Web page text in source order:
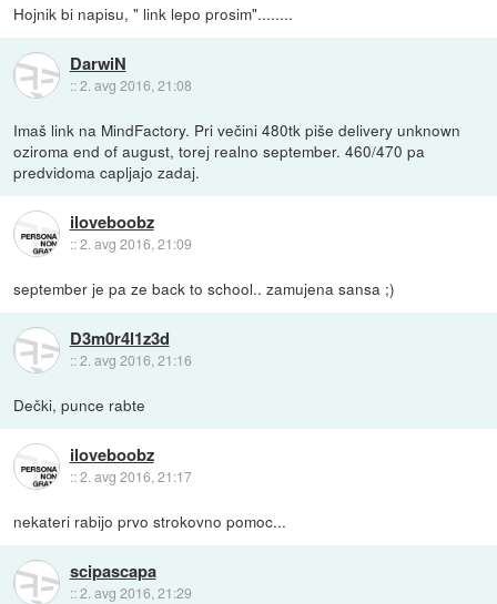
Hojnik bi napisu, " link lepo prosim"........
DarwiN
::2. avg 2016, 21:08
Imaš link na MindFactory. Pri večini 480tk piše delivery unknown
oziroma end of august, torej realno september. 460/470 pa
predvidoma capljajo zadaj.
iloveboobz
::2. avg 2016, 21:09
september je pa ze back to school.. zamujena sansa ;)
D3m0r4l1z3d
::2. avg 2016, 21:16
Dečki, punce rabte
iloveboobz
::2. avg 2016, 21:17
nekateri rabijo prvo strokovno pomoc...
scipascapa
::2. avg 2016, 21:29